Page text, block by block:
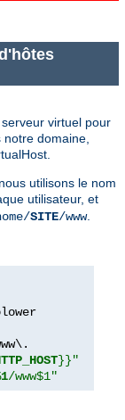
virtuel pour
domaine,
utilisons le nom
utilisateur, et
SITE/www.
}}"
/www$1"